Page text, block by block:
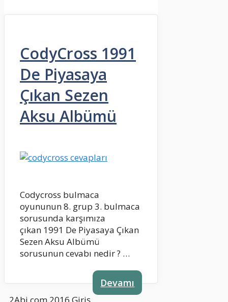
CodyCross 1991
De Piyasaya
Çıkan Sezen
Aksu Albümü
Codycross bulmaca
oyununun 8. grup 3. bulmaca
sorusunda karşımıza
çıkan 1991 De Piyasaya Çıkan
Sezen Aksu Albümü
sorusunun cevabı nedir ? …
Devamı
2Abi.com 2016 Giriş